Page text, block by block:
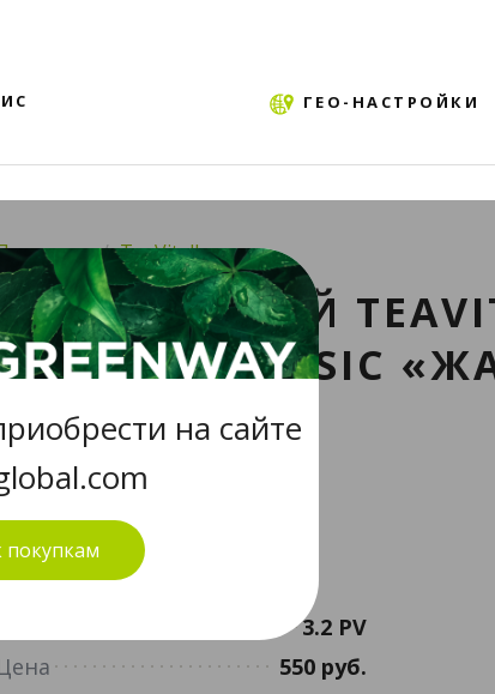
ГЕО-НАСТРОЙКИ
на сайте
покупкам
TeaVitall
ЗЕЛЕНЫЙ
CLASSIC
Ф/П
зеленый «Жасмин»
3.2 PV
550 руб.